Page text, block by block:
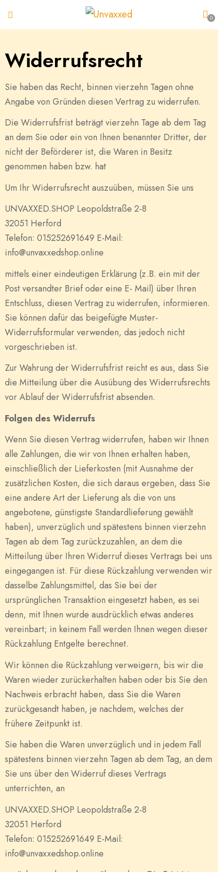
0
Widerrufsrecht
Sie haben das Recht, binnen vierzehn Tagen ohne
Angabe von Gründen diesen Vertrag zu widerrufen.
Die Widerrufsfrist beträgt vierzehn Tage ab dem Tag
an dem Sie oder ein von Ihnen benannter Dritter, der
nicht der Beförderer ist, die Waren in Besitz
genommen haben bzw. hat
Um Ihr Widerrufsrecht auszuüben, müssen Sie uns
UNVAXXED.SHOP Leopoldstraße 2-8
32051 Herford
Telefon: 015252691649 E-Mail:
info@unvaxxedshop.online
mittels einer eindeutigen Erklärung (z.B. ein mit der
Post versandter Brief oder eine E- Mail) über Ihren
Entschluss, diesen Vertrag zu widerrufen, informieren.
Sie können dafür das beigefügte Muster-
Widerrufsformular verwenden, das jedoch nicht
vorgeschrieben ist.
Zur Wahrung der Widerrufsfrist reicht es aus, dass Sie
die Mitteilung über die Ausübung des Widerrufsrechts
vor Ablauf der Widerrufsfrist absenden.
Folgen des Widerrufs
Wenn Sie diesen Vertrag widerrufen, haben wir Ihnen
alle Zahlungen, die wir von Ihnen erhalten haben,
einschließlich der Lieferkosten (mit Ausnahme der
zusätzlichen Kosten, die sich daraus ergeben, dass Sie
eine andere Art der Lieferung als die von uns
angebotene, günstigste Standardlieferung gewählt
haben), unverzüglich und spätestens binnen vierzehn
Tagen ab dem Tag zurückzuzahlen, an dem die
Mitteilung über Ihren Widerruf dieses Vertrags bei uns
eingegangen ist. Für diese Rückzahlung verwenden wir
dasselbe Zahlungsmittel, das Sie bei der
ursprünglichen Transaktion eingesetzt haben, es sei
denn, mit Ihnen wurde ausdrücklich etwas anderes
vereinbart; in keinem Fall werden Ihnen wegen dieser
Rückzahlung Entgelte berechnet.
Wir können die Rückzahlung verweigern, bis wir die
Waren wieder zurückerhalten haben oder bis Sie den
Nachweis erbracht haben, dass Sie die Waren
zurückgesandt haben, je nachdem, welches der
frühere Zeitpunkt ist.
Sie haben die Waren unverzüglich und in jedem Fall
spätestens binnen vierzehn Tagen ab dem Tag, an dem
Sie uns über den Widerruf dieses Vertrags
unterrichten, an
UNVAXXED.SHOP Leopoldstraße 2-8
32051 Herford
Telefon: 015252691649 E-Mail:
info@unvaxxedshop.online